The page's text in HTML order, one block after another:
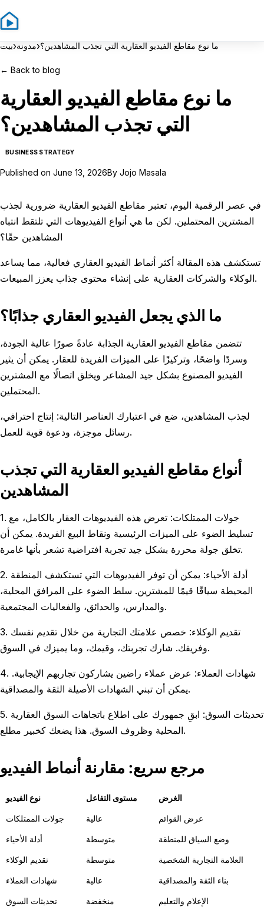
بيت›مدونة›ما نوع مقاطع الفيديو العقارية التي تجذب المشاهدين؟
← Back to blog
ما نوع مقاطع الفيديو العقارية
التي تجذب المشاهدين؟
BUSINESS STRATEGY
Published on June 13, 2026By Jojo Masala
في عصر الرقمية اليوم، تعتبر مقاطع الفيديو العقارية ضرورية لجذب
المشترين المحتملين. لكن ما هي أنواع الفيديوهات التي تلتقط انتباه
المشاهدين حقًا؟
تستكشف هذه المقالة أكثر أنماط الفيديو العقاري فعالية، مما يساعد
الوكلاء والشركات العقارية على إنشاء محتوى جذاب يعزز المبيعات.
ما الذي يجعل الفيديو العقاري جذابًا؟
تتضمن مقاطع الفيديو العقارية الجذابة عادةً صورًا عالية الجودة،
وسردًا واضحًا، وتركيزًا على الميزات الفريدة للعقار. يمكن أن يثير
الفيديو المصنوع بشكل جيد المشاعر ويخلق اتصالًا مع المشترين
المحتملين.
لجذب المشاهدين، ضع في اعتبارك العناصر التالية: إنتاج احترافي،
رسائل موجزة، ودعوة قوية للعمل.
أنواع مقاطع الفيديو العقارية التي تجذب
المشاهدين
1. جولات الممتلكات: تعرض هذه الفيديوهات العقار بالكامل، مع
تسليط الضوء على الميزات الرئيسية ونقاط البيع الفريدة. يمكن أن
تخلق جولة محررة بشكل جيد تجربة افتراضية تشعر بأنها غامرة.
2. أدلة الأحياء: يمكن أن توفر الفيديوهات التي تستكشف المنطقة
المحيطة سياقًا قيمًا للمشترين. سلط الضوء على المرافق المحلية،
والمدارس، والحدائق، والفعاليات المجتمعية.
3. تقديم الوكلاء: خصص علامتك التجارية من خلال تقديم نفسك
وفريقك. شارك تجربتك، وقيمك، وما يميزك في السوق.
4. شهادات العملاء: عرض عملاء راضين يشاركون تجاربهم الإيجابية.
يمكن أن تبني الشهادات الأصيلة الثقة والمصداقية.
5. تحديثات السوق: ابقِ جمهورك على اطلاع باتجاهات السوق العقارية
المحلية وظروف السوق. هذا يضعك كخبير مطلع.
مرجع سريع: مقارنة أنماط الفيديو
نوع الفيديو مستوى التفاعل الغرض
جولات الممتلكات عالية عرض القوائم
أدلة الأحياء متوسطة وضع السياق للمنطقة
تقديم الوكلاء متوسطة العلامة التجارية الشخصية
شهادات العملاء عالية بناء الثقة والمصداقية
تحديثات السوق منخفضة الإعلام والتعليم